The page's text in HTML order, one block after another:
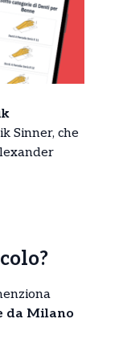
Sinner, che
da Milano